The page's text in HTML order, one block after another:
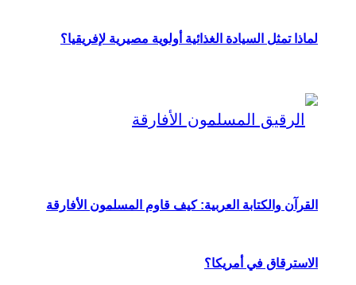
لماذا تمثل السيادة الغذائية أولوية مصيرية لإفريقيا؟
القرآن والكتابة العربية: كيف قاوم المسلمون الأفارقة
الاسترقاق في أمريكا؟